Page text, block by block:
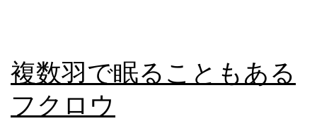
複数羽で眠ることもある
フクロウ